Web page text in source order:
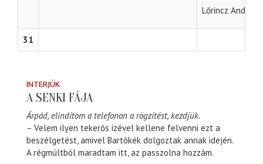
Lőrincz András
31
INTERJÚK
A SENKI FÁJA
Árpád, elindítom a telefonon a rögzítést, kezdjük.
– Velem ilyen tekerős izével kellene felvenni ezt a
beszélgetést, amivel Bartókék dolgoztak annak idején.
A régmúltból maradtam itt, az passzolna hozzám.